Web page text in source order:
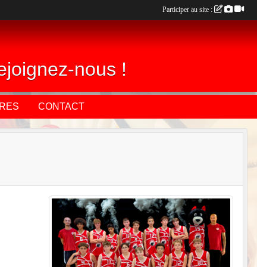
nous !
CONTACT
Participer au site :